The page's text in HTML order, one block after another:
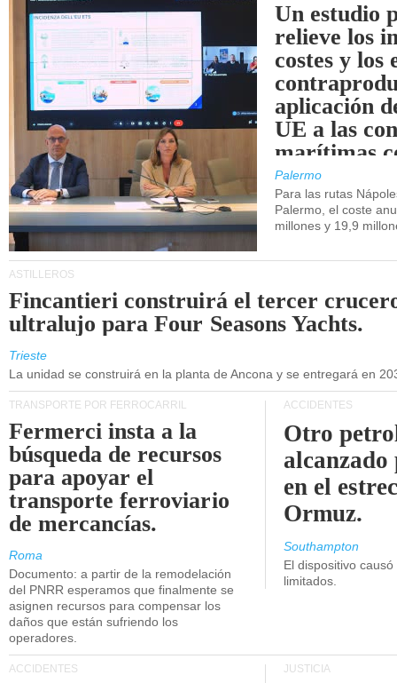
Un estudio
relieve los
costes y los
aplicación
UE a las
marítimas
de Sicilia.
Palermo
Para las rutas
Palermo, el coste
millones y 19,9
ASTILLEROS
Fincantieri construirá el tercer
ultralujo para Four Seasons Yachts.
Trieste
La unidad se construirá en la planta de Ancona y se entregará en
TRANSPORTE POR FERROCARRIL
Fermerci insta a la
búsqueda de recursos
para apoyar el
transporte ferroviario
de mercancías.
Roma
Documento: a partir de la remodelación
del PNRR esperamos que finalmente se
asignen recursos para compensar los
daños que están sufriendo los
operadores.
ACCIDENTES
Otro
en el
Ormuz.
Southampton
El dispositivo
limitados.
ACCIDENTES JUSTICIA